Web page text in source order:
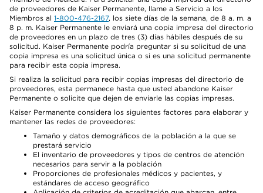
de proveedores de Kaiser Permanente, llame a Servicio a los
Miembros al 1-800-476-2167, los siete días de la semana, de 8 a. m. a
8 p. m. Kaiser Permanente le enviará una copia impresa del directorio
de proveedores en un plazo de tres (3) días hábiles después de su
solicitud. Kaiser Permanente podría preguntar si su solicitud de una
copia impresa es una solicitud única o si es una solicitud permanente
para recibir esta copia impresa.
Si realiza la solicitud para recibir copias impresas del directorio de
proveedores, esta permanece hasta que usted abandone Kaiser
Permanente o solicite que dejen de enviarle las copias impresas.
Kaiser Permanente considera los siguientes factores para elaborar y
mantener las redes de proveedores:
Tamaño y datos demográficos de la población a la que se
prestará servicio
El inventario de proveedores y tipos de centros de atención
necesarios para servir a la población
Proporciones de profesionales médicos y pacientes, y
estándares de acceso geográfico